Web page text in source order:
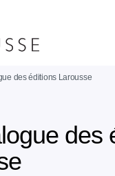
des éditions Larousse
des